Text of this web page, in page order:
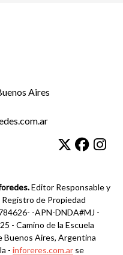
Aires
Editor Responsable y
de Propiedad
-APN-DNDA#MJ -
- Camino de la Escuela
Buenos Aires, Argentina
- inforeres.com.ar se